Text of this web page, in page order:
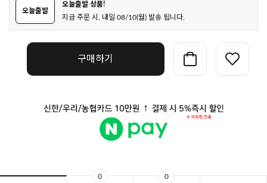
오늘출발
오늘출발 상품!
지금 주문 시, 내일 08/10(월) 발송 됩니다.
구매하기
0 0